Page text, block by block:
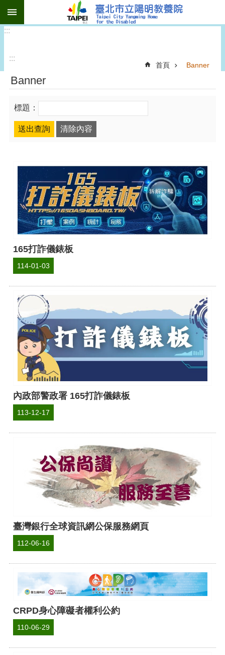
跳到主要內容區塊
:::
:::
首頁 Banner
Banner
標題：
165打詐儀錶板
114-01-03
內政部警政署 165打詐儀錶板
113-12-17
臺灣銀行全球資訊網公保服務網頁
112-06-16
CRPD身心障礙者權利公約
110-06-29